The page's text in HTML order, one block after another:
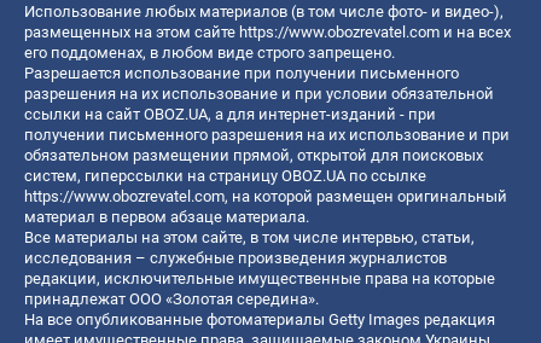
Использование любых материалов (в том числе фото- и видео-),
размещенных на этом сайте https://www.obozrevatel.com и на всех
его поддоменах, в любом виде строго запрещено.
Разрешается использование при получении письменного
разрешения на их использование и при условии обязательной
ссылки на сайт OBOZ.UA, а для интернет-изданий - при
получении письменного разрешения на их использование и при
обязательном размещении прямой, открытой для поисковых
систем, гиперссылки на страницу OBOZ.UA по ссылке
https://www.obozrevatel.com, на которой размещен оригинальный
материал в первом абзаце материала.
Все материалы на этом сайте, в том числе интервью, статьи,
исследования – служебные произведения журналистов
редакции, исключительные имущественные права на которые
принадлежат ООО «Золотая середина».
На все опубликованные фотоматериалы Getty Images редакция